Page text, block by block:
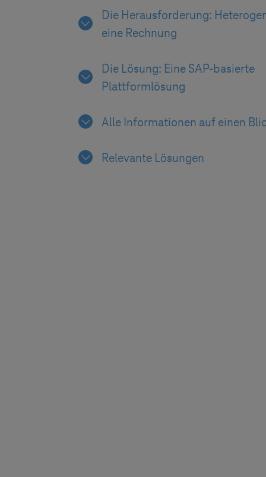
Die Herausforderung:
eine Rechnung
Die Lösung: Eine SAP-basierte
Plattformlösung
Alle Informationen auf einen
Relevante Lösungen